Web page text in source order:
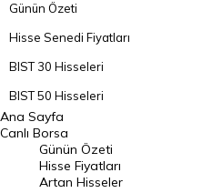
Günün Özeti
Hisse Senedi Fiyatları
BIST 30 Hisseleri
BIST 50 Hisseleri
BIST 100 Hisseleri
En Çok Artan Hisseler
En Çok Düşen Hisseler
Ana Sayfa
Canlı Borsa
Günün Özeti
Hisse Fiyatları
Artan Hisseler